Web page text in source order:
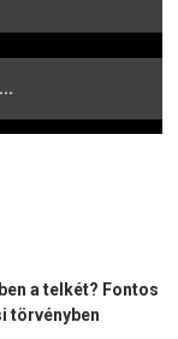
a telkét? Fontos
törvényben